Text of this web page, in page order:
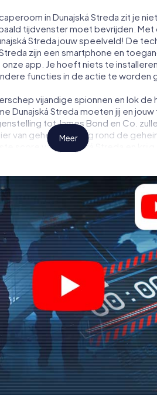
in Dunajská Streda zit je
tijdvenster moet bevrijden.
Streda jouw speelveld! De
zijn een smartphone en
app. Je hoeft niets te
functies in de actie te worden
vijandige spionnen en lok de
Dunajská Streda moeten jij en
tot James Bond en Co.
van geheimhouding rond de
score van Dunajská Streda en
in een escaperoom in de
Meer